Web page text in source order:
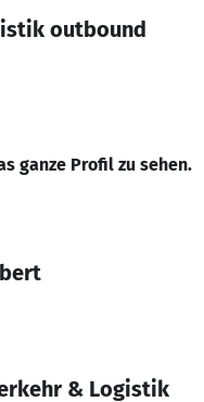
outbound
ganze Profil zu sehen.
& Logistik